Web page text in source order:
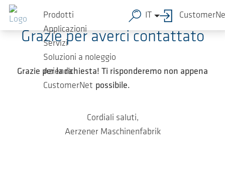
Salta al contenuto principale
Prodotti
Applicazioni
Servizi
Soluzioni a noleggio
Azienda
CustomerNet
IT
Grazie per averci contattato
Grazie per la richiesta! Ti risponderemo non appena
possibile.
Cordiali saluti,
Aerzener Maschinenfabrik